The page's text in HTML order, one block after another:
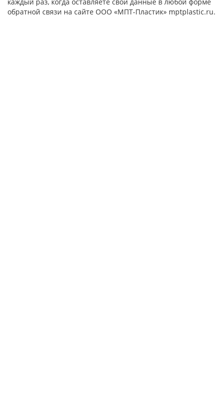
каждый раз, когда оставляете свои данные в любой форме
обратной связи на сайте ООО «МПТ-Пластик» mptplastic.ru.